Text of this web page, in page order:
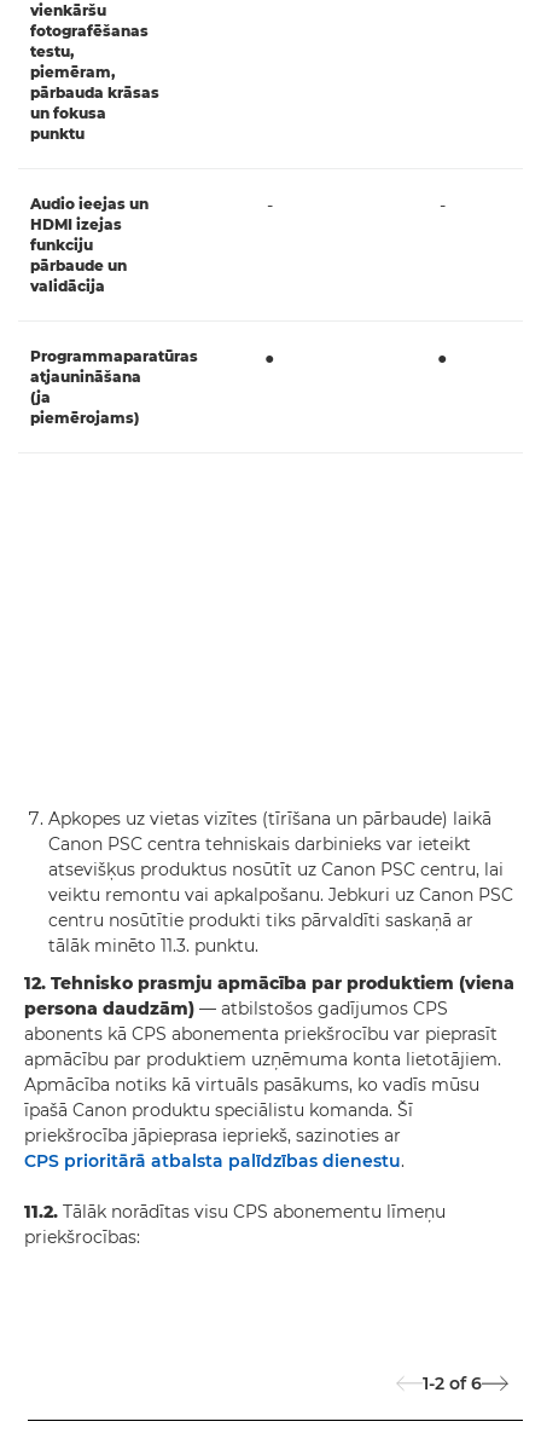
vienkāršu
fotografēšanas
testu,
piemēram,
pārbauda krāsas
un fokusa
punktu
Audio ieejas un
HDMI izejas
funkciju
pārbaude un
validācija
- -
Programmaparatūras
atjaunināšana
(ja
piemērojams)
● ●
Apkopes uz vietas vizītes (tīrīšana un pārbaude) laikā
Canon PSC centra tehniskais darbinieks var ieteikt
atsevišķus produktus nosūtīt uz Canon PSC centru, lai
veiktu remontu vai apkalpošanu. Jebkuri uz Canon PSC
centru nosūtītie produkti tiks pārvaldīti saskaņā ar
tālāk minēto 11.3. punktu.
12. Tehnisko prasmju apmācība par produktiem (viena
persona daudzām) — atbilstošos gadījumos CPS
abonents kā CPS abonementa priekšrocību var pieprasīt
apmācību par produktiem uzņēmuma konta lietotājiem.
Apmācība notiks kā virtuāls pasākums, ko vadīs mūsu
īpašā Canon produktu speciālistu komanda. Šī
priekšrocība jāpieprasa iepriekš, sazinoties ar
CPS prioritārā atbalsta palīdzības dienestu.
11.2. Tālāk norādītas visu CPS abonementu līmeņu
priekšrocības:
1-2 of 6